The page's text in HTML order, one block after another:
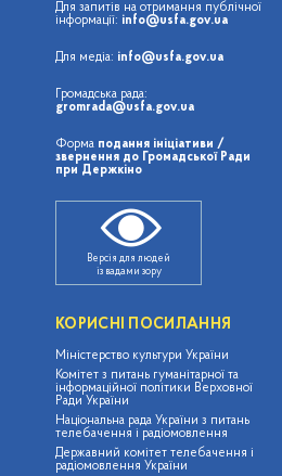
Для запитів на отримання публічної
інформації: info@usfa.gov.ua
Для медіа: info@usfa.gov.ua
Громадська рада:
gromrada@usfa.gov.ua
Форма подання ініціативи /
звернення до Громадської Ради
при Держкіно
Версія для людей
із вадами зору
КОРИСНІ ПОСИЛАННЯ
Міністерство культури України
Комітет з питань гуманітарної та
інформаційної політики Верховної
Ради України
Національна рада України з питань
телебачення і радіомовлення
Державний комітет телебачення і
радіомовлення України